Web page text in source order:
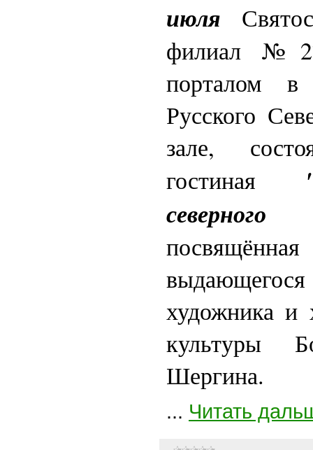
июля
филиал
порталом в
Русского
зале,
гостиная
художника и
культуры
Шергина.
... Читать